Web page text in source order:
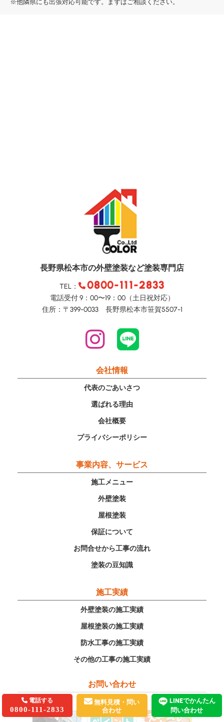
電話する
0800-111-2833
無料見積・問い
合わせ
LINEでかんたん
問い合わせ
※他隣県にも出張対応可能です。まずはご相談ください。
長野県松本市の外壁塗装など塗装専門店
TEL： 0800-111-2833
電話受付 9：00〜19：00（土日祝対応）
住所：〒399-0033 長野県松本市笹賀5507-1
会社情報
代表のごあいさつ
選ばれる理由
会社概要
プライバシーポリシー
事業内容、サービス
施工メニュー
外壁塗装
屋根塗装
保証について
お問合せから工事の流れ
塗装の豆知識
施工実績
外壁塗装の施工実績
屋根塗装の施工実績
防水工事の施工実績
その他の工事の施工実績
お問い合わせ